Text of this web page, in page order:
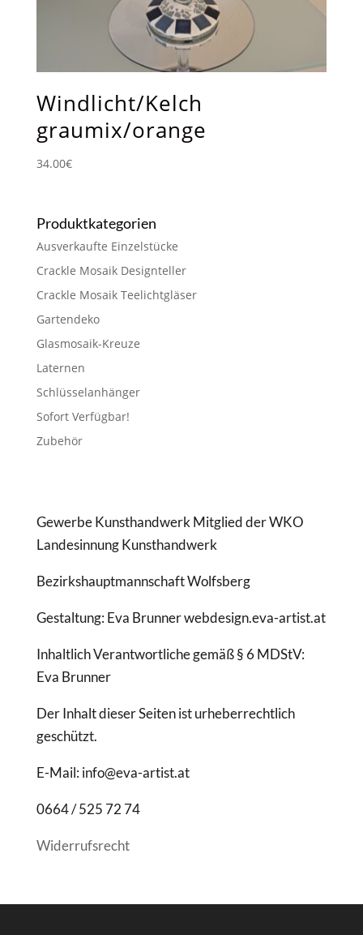
Windlicht/Kelch
graumix/orange
34.00€
Produktkategorien
Ausverkaufte Einzelstücke
Crackle Mosaik Designteller
Crackle Mosaik Teelichtgläser
Gartendeko
Glasmosaik-Kreuze
Laternen
Schlüsselanhänger
Sofort Verfügbar!
Zubehör
Gewerbe Kunsthandwerk Mitglied der WKO
Landesinnung Kunsthandwerk
Bezirkshauptmannschaft Wolfsberg
Gestaltung: Eva Brunner webdesign.eva-artist.at
Inhaltlich Verantwortliche gemäß § 6 MDStV:
Eva Brunner
Der Inhalt dieser Seiten ist urheberrechtlich
geschützt.
E-Mail: info@eva-artist.at
0664 / 525 72 74
Widerrufsrecht